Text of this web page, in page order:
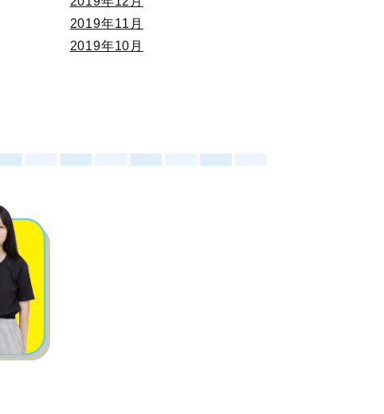
2019年11月
2019年10月